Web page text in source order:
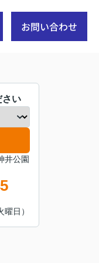
お問い合わせ
さい
井公園
日）